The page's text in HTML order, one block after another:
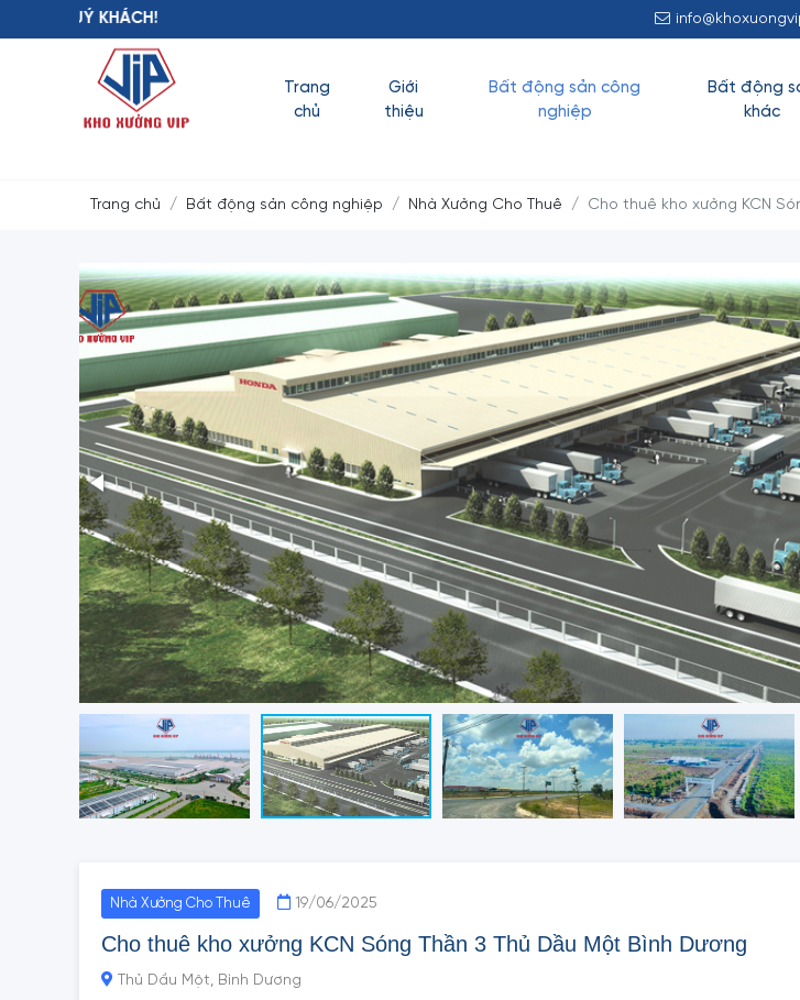
KHO XƯỞNG VIP KÍNH CHÀO QUÝ KHÁCH!
Trang
chủ
Giới
thiệu
Bất động sản công
nghiệp
Bất động
khác
Trang chủ Bất động sản công nghiệp Nhà Xưởng Cho Thuê Cho thuê kho xưởng KCN
Nhà Xưởng Cho Thuê 19/06/2025
Cho thuê kho xưởng KCN Sóng Thần 3 Thủ Dầu Một Bình Dương
Thủ Dầu Một, Bình Dương